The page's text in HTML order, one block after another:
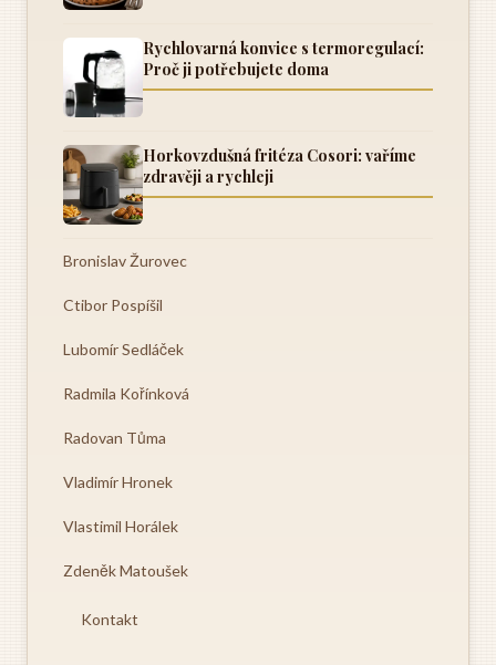
Rychlovarná konvice s termoregulací:
Proč ji potřebujete doma
Horkovzdušná fritéza Cosori: vaříme
zdravěji a rychleji
Bronislav Žurovec
Ctibor Pospíšil
Lubomír Sedláček
Radmila Kořínková
Radovan Tůma
Vladimír Hronek
Vlastimil Horálek
Zdeněk Matoušek
Kontakt